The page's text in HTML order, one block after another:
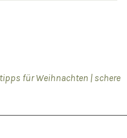
für Weihnachten | schere